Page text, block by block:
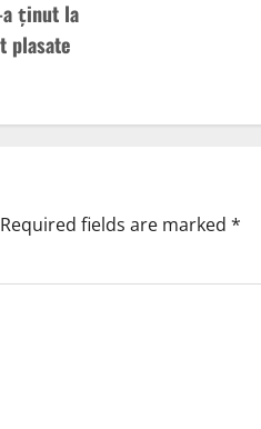
a ținut la
plasate
Required fields are marked *